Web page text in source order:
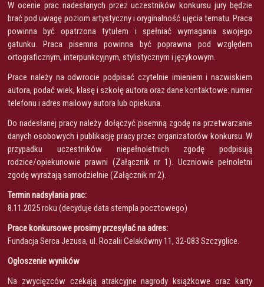
W ocenie prac nadesłanych przez uczestników konkursu jury będzie
brać pod uwagę poziom artystyczny i oryginalność ujęcia tematu. Praca
powinna być opatrzona tytułem i spełniać wymagania swojego
gatunku. Praca pisemna powinna być poprawna pod względem
ortograficznym, interpunkcyjnym, stylistycznym i językowym.
Prace należy na odwrocie podpisać czytelnie imieniem i nazwiskiem
autora, podać wiek, klasę i szkołę autora oraz dane kontaktowe: numer
telefonu i adres mailowy autora lub opiekuna.
Do nadesłanej pracy należy dołączyć pisemną zgodę na przetwarzanie
danych osobowych i publikację pracy przez organizatorów konkursu. W
przypadku uczestników niepełnoletnich zgodę podpisują
rodzice/opiekunowie prawni (Załącznik nr 1). Uczniowie pełnoletni
zgodę wyrażają samodzielnie (Załącznik nr 2).
Termin nadsyłania prac:
8.11.2025 roku (decyduje data stempla pocztowego)
Prace konkursowe prosimy przesyłać na adres:
Fundacja Serca Jezusa, ul. Rozalii Celakówny 11, 32-083 Szczyglice.
Ogłoszenie wyników
Na zwycięzców czekają atrakcyjne nagrody książkowe oraz karty